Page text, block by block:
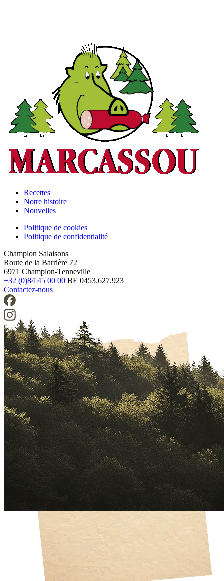
Footer
Recettes
Notre histoire
Nouvelles
Legal
Politique de cookies
Politique de confidentialité
Champlon Salaisons
Route de la Barrière 72
6971 Champlon-Tenneville
+32 (0)84 45 00 00 BE 0453.627.923
Contactez-nous